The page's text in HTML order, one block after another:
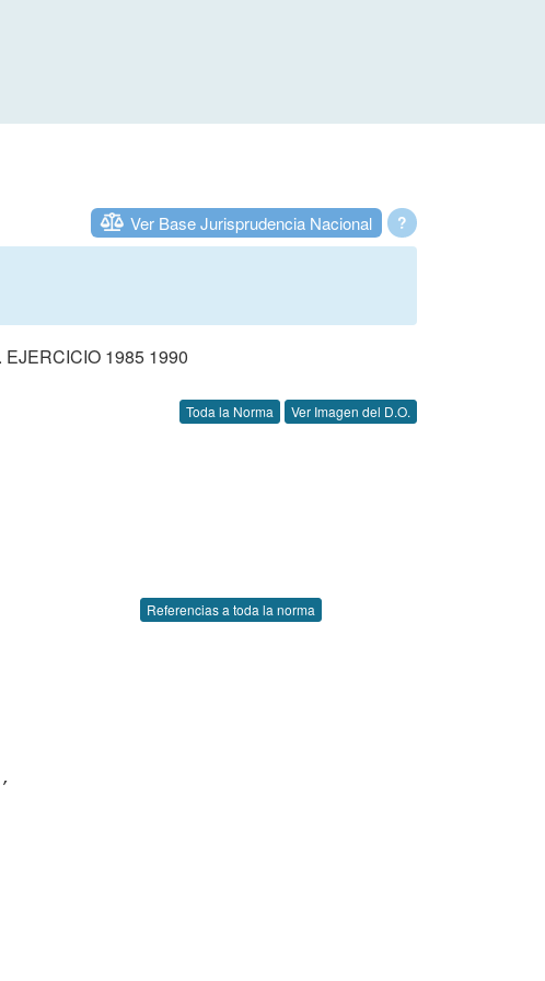
?
Ver Base Jurisprudencia Nacional
1985 1990
Toda la Norma Ver Imagen del D.O.
Referencias a toda la norma